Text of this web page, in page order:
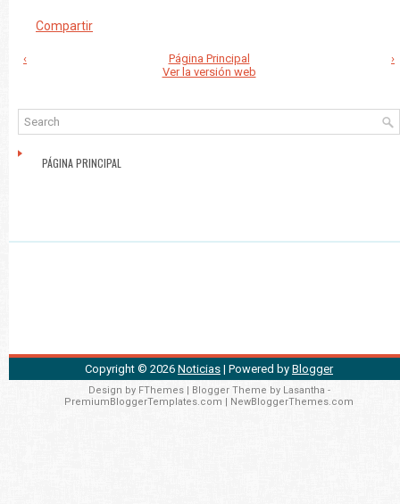
Compartir
‹ ›
Página Principal
Ver la versión web
PÁGINA PRINCIPAL
Copyright © 2026 Noticias | Powered by Blogger
Design by FThemes| Blogger Theme by Lasantha -
PremiumBloggerTemplates.com | NewBloggerThemes.com